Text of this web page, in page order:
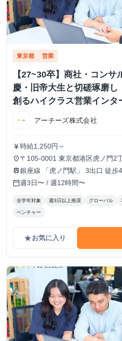
東京都 営業
【27~30卒】商社・コン
慶・旧帝大生と切磋琢磨し
創るハイクラス営業インタ
アーチーズ株式会社
currency_yen 時給1,250円～
place 〒105-0001 東京都港区虎ノ門2
門タワー 16階
train銀座線 「虎ノ門駅」 3出口 徒歩
calendar_today週3日〜 / 週12時間〜
全学年対象 週3日以上推奨 グローバル
ベンチャー
gradeお気に入り